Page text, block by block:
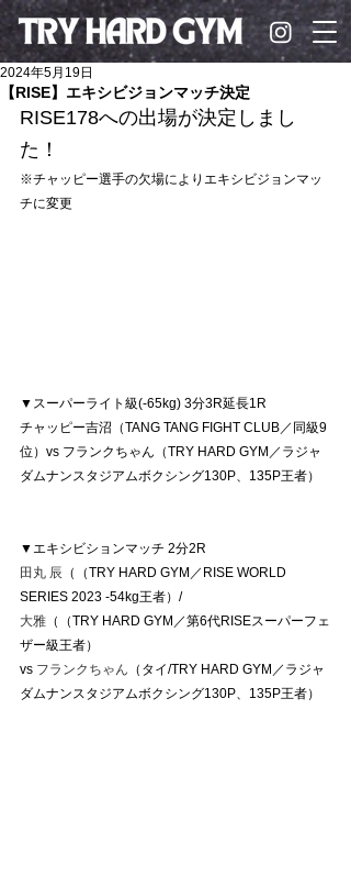
【RISE】エキシビジョンマッチ決定
2024年5月19日
RISE178への出場が決定しまし
た！
※チャッピー選手の欠場によりエキシビジョンマッ
チに変更
▼スーパーライト級(-65kg) 3分3R延長1R
チャッピー吉沼 （TANG TANG FIGHT CLUB／同級9
位）vs フランクちゃん （TRY HARD GYM／ラジャ
ダムナンスタジアムボクシング130P、135P王者）
▼エキシビションマッチ 2分2R
田丸 辰 （（TRY HARD GYM／RISE WORLD
SERIES 2023 ‐54kg王者）/
大雅 （（TRY HARD GYM／第6代RISEスーパーフェ
ザー級王者）
vs フランクちゃん （タイ/TRY HARD GYM／ラジャ
ダムナンスタジアムボクシング130P、135P王者）